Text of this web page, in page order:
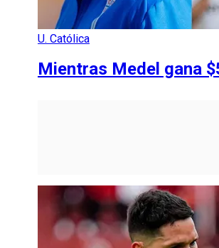
U. Católica
Mientras Medel gana